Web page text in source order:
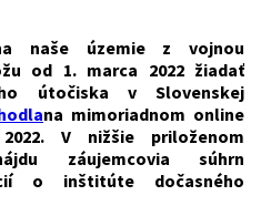
naše územie z vojnou
od 1. marca 2022 žiadať
útočiska v Slovenskej
na mimoriadnom online
V nižšie priloženom
záujemcovia súhrn
o inštitúte dočasného